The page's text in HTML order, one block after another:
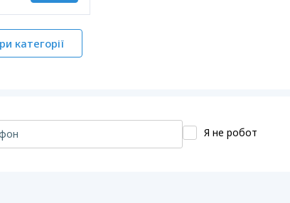
категорії
Я не робот